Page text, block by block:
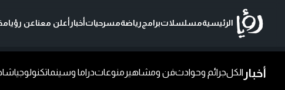
الرئيسيةمسلسلاتبرامجرياضةمسرحياتأخبارأعلن معناعن رؤيا
أخبار الكلجرائم وحوادثفن ومشاهير منوعاتدراما وسينماتكنولوجيا